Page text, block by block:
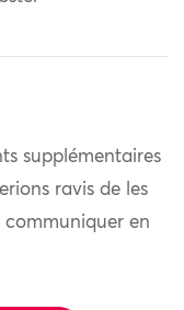
supplémentaires
ravis de les
communiquer en